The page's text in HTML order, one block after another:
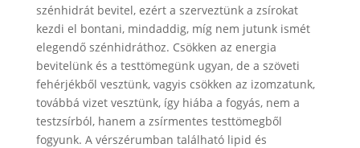
szénhidrát bevitel, ezért a szerveztünk a zsírokat
kezdi el bontani, mindaddig, míg nem jutunk ismét
elegendő szénhidráthoz. Csökken az energia
bevitelünk és a testtömegünk ugyan, de a szöveti
fehérjékből vesztünk, vagyis csökken az izomzatunk,
továbbá vizet vesztünk, így hiába a fogyás, nem a
testzsírból, hanem a zsírmentes testtömegből
fogyunk. A vérszérumban található lipid és